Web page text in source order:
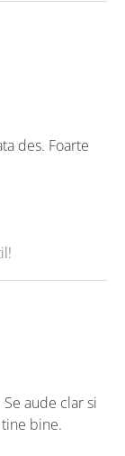
des. Foarte
aude clar si
bine.